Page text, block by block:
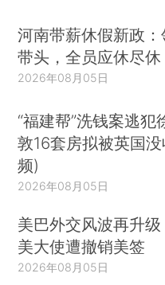
河南带薪休假新政
带头，全员应休尽休
2026年08月05日
“福建帮”洗钱案逃犯
敦16套房拟被英国
频)
2026年08月05日
美巴外交风波再升
美大使遭撤销美签
2026年08月05日